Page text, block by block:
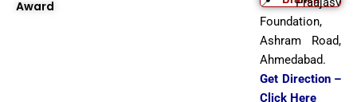
Award
Foundation,
Ashram Road,
Ahmedabad.
Get Direction –
Click Here